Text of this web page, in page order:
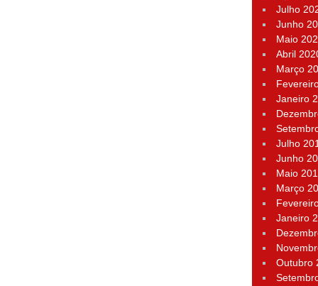
Julho
Junho
Maio
Abril
Março
Janeiro
Julho
Junho
Maio
Março
Janeiro
Outubro